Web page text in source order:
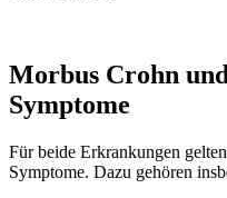
Morbus Crohn
Symptome
Für beide Erkrankungen
Symptome. Dazu gehören